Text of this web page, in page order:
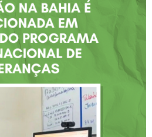
COM
NA BAHIA É
EM
PROGRAMA
DE